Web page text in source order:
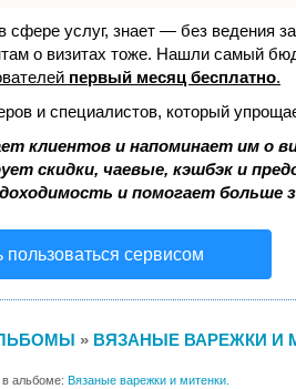
сфере услуг, знает — без ведения
о визитах тоже. Нашли самый
первый месяц бесплатно.
и специалистов, который
клиентов и напоминает им о
скидки, чаевые, кэшбэк и
и помогает больше
пользоваться сервисом
» ВЯЗАНЫЕ ВАРЕЖКИ И
альбоме: Вязаные варежки и митенки.